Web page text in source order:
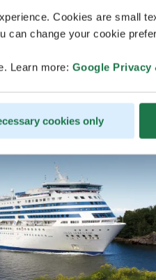
Cookies are small
can change your cookie
Learn more: Google Privacy
cookies only